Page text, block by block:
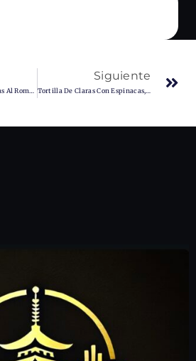
Pavo Asado Con Verduras Al Romero
Siguiente
Tortilla De Claras Con Espinacas, Champiñones Y Queso Fresco